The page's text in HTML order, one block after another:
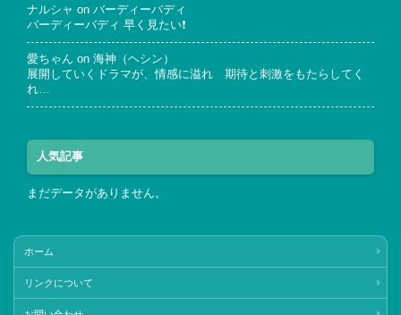
ナルシャ on バーディーバディ
バーディーバディ 早く見たい❗
愛ちゃん on 海神（ヘシン）
展開していくドラマが、情感に溢れ 期待と刺激をもたらしてく
れ…
人気記事
まだデータがありません。
ホーム
リンクについて